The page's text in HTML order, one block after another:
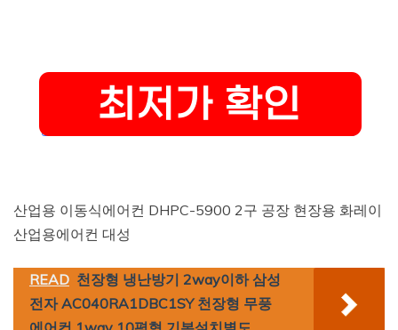
산업용 이동식에어컨 DHPC-5900 2구 공장 현장용 화레이
산업용에어컨 대성
READ 천장형 냉난방기 2way이하 삼성
전자 AC040RA1DBC1SY 천장형 무풍